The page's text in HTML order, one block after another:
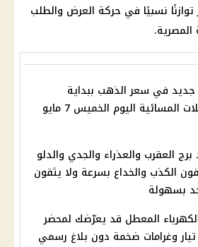
نسبيًا في حركة العرض والطلب
جديد في سعر الذهب ببداية
التعاملات المسائية اليوم الخميس 7 مايو
برج العقرب والعذراء والجدي والدلو
الكذب والخداع بسرعة ولا يثقون
بسهولة
المعطل قد يعرّضك لمحضر
وغرامات ضخمة دون بلاغ رسمي